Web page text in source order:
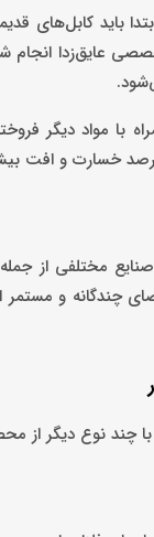
باید کابل‌های
عایق‌زدا
دیگر فروخته
خسارت و افت
مختلفی از
چندگانه و
چند نوع دیگر از